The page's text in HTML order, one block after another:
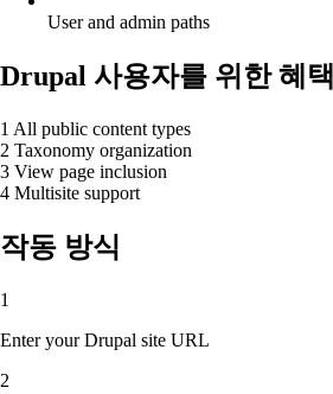
User and admin paths
Drupal 사용자를 위한 혜택
1 All public content types
2 Taxonomy organization
3 View page inclusion
4 Multisite support
작동 방식
1
Enter your Drupal site URL
2